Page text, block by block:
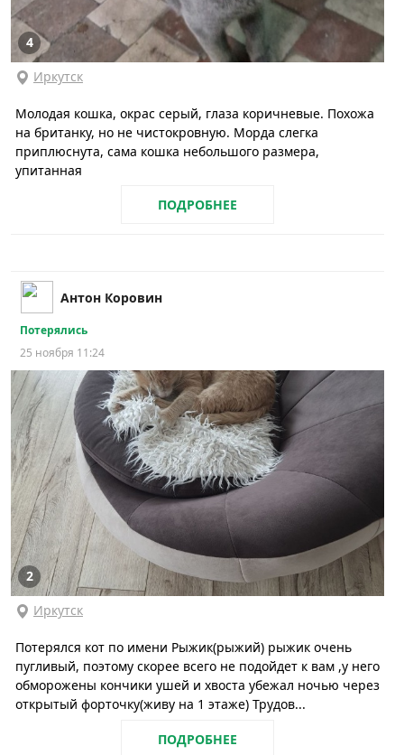
4
Иркутск
Молодая кошка, окрас серый, глаза коричневые. Похожа
на британку, но не чистокровную. Морда слегка
приплюснута, сама кошка небольшого размера,
упитанная
ПОДРОБНЕЕ
Антон Коровин
Потерялись
25 ноября 11:24
2
Иркутск
Потерялся кот по имени Рыжик(рыжий) рыжик очень
пугливый, поэтому скорее всего не подойдет к вам ,у него
обморожены кончики ушей и хвоста убежал ночью через
открытый форточку(живу на 1 этаже) Трудов...
ПОДРОБНЕЕ